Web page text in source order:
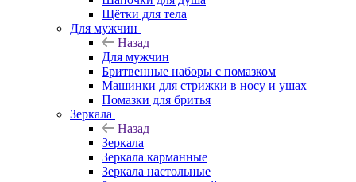
Щётки для тела
Для мужчин
Назад
Для мужчин
Бритвенные наборы с помазком
Машинки для стрижки в носу и ушах
Помазки для бритья
Зеркала
Назад
Зеркала
Зеркала карманные
Зеркала настольные